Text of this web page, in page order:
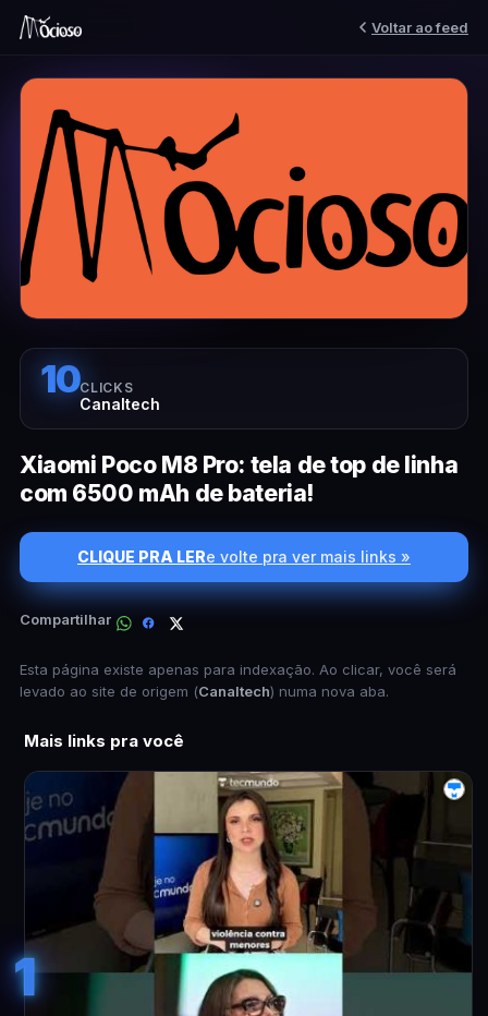
Voltar ao feed
10CLICKS
Canaltech
Xiaomi Poco M8 Pro: tela de top de linha
com 6500 mAh de bateria!
CLIQUE PRA LERe volte pra ver mais links »
Compartilhar
Esta página existe apenas para indexação. Ao clicar, você será
levado ao site de origem (Canaltech) numa nova aba.
Mais links pra você
1